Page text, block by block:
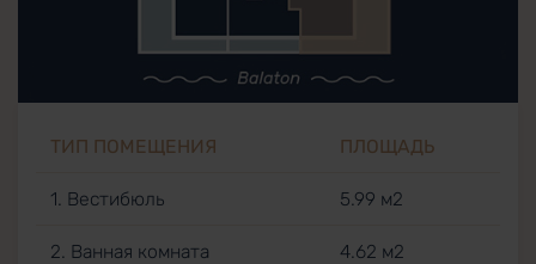
ТИП ПОМЕЩЕНИЯ ПЛОЩАДЬ
1. Вестибюль 5.99 м2
2. Ванная комната 4.62 м2